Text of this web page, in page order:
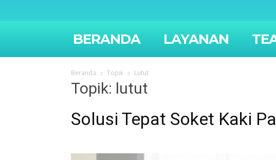
BERANDA LAYANAN
Beranda Topik Lutut
Topik: lutut
Solusi Tepat Soket Kaki